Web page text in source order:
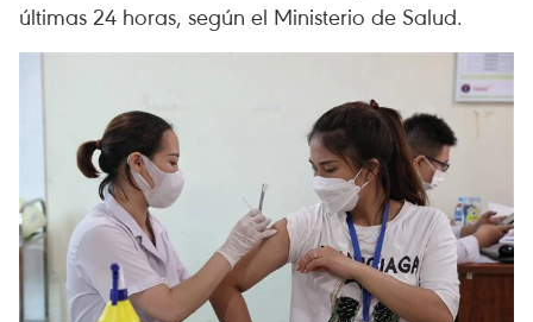
últimas 24 horas, según el Ministerio de Salud.